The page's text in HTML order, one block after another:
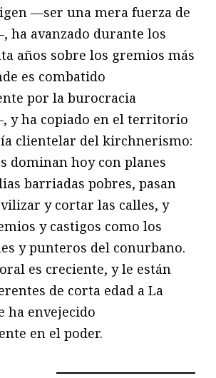
—ser una mera fuerza de
ha avanzado durante los
años sobre los gremios más
es combatido
por la burocracia
y ha copiado en el territorio
clientelar del kirchnerismo:
dominan hoy con planes
barriadas pobres, pasan
y cortar las calles, y
y castigos como los
y punteros del conurbano.
es creciente, y le están
de corta edad a La
ha envejecido
en el poder.